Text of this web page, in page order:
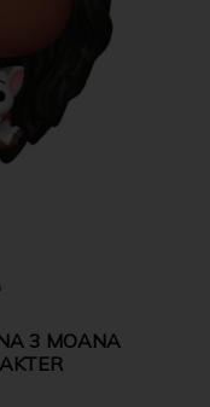
3 MOANA